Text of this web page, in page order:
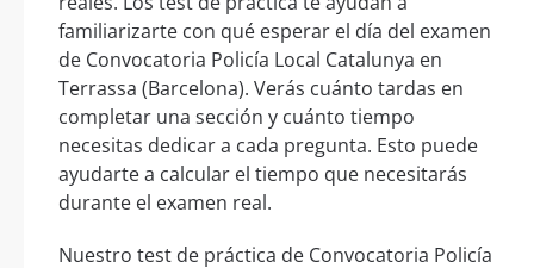
familiarizarte con qué esperar el día del examen
de Convocatoria Policía Local Catalunya en
Terrassa (Barcelona). Verás cuánto tardas en
completar una sección y cuánto tiempo
necesitas dedicar a cada pregunta. Esto puede
ayudarte a calcular el tiempo que necesitarás
durante el examen real.
Nuestro test de práctica de Convocatoria Policía